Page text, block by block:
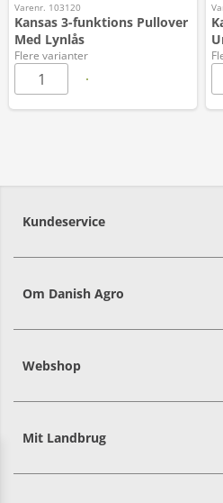
Varenr. 103120
Kansas 3-funktions Pullover
Med Lynlås
Flere varianter
Kundeservice
Om Danish Agro
Webshop
Mit Landbrug